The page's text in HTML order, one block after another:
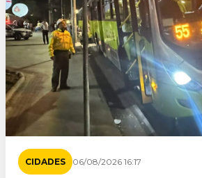
CIDADES 06/08/2026 16:17